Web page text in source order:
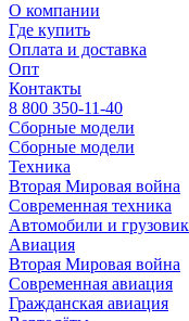
О компании
Где купить
Оплата и доставка
Опт
Контакты
8 800 350-11-40
Сборные модели
Сборные модели
Техника
Вторая Мировая война
Современная техника
Автомобили и
Авиация
Вторая Мировая война
Современная авиация
Гражданская авиация